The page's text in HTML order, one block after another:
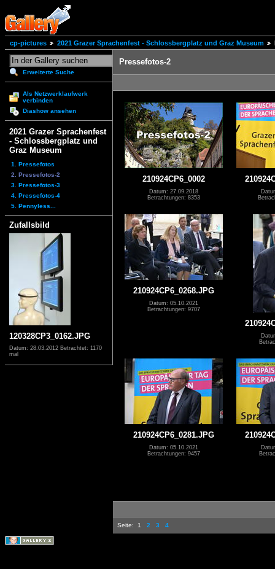
cp-pictures 2021 Grazer Sprachenfest - Schlossbergplatz und Graz Museum
Erweiterte Suche
Als Netzwerklaufwerk
verbinden
Diashow ansehen
2021 Grazer Sprachenfest
- Schlossbergplatz und
Graz Museum
1. Pressefotos
2. Pressefotos-2
3. Pressefotos-3
4. Pressefotos-4
5. Pennyless...
Zufallsbild
120328CP3_0162.JPG
Datum: 28.03.2012 Betrachtet: 1170
mal
Pressefotos-2
210924CP6_0002
Datum: 27.09.2018
Betrachtungen: 8353
210924CP6_0268.JPG
Datum: 05.10.2021
Betrachtungen: 9707
210924CP6_0281.JPG
Datum: 05.10.2021
Betrachtungen: 9457
Seite: 1 2 3 4